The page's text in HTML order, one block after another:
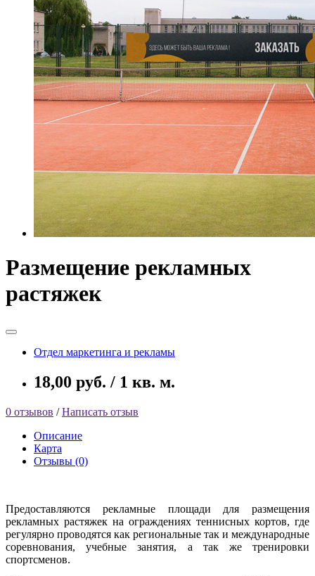
Размещение рекламных
растяжек
Отдел маркетинга и рекламы
18,00 руб. / 1 кв. м.
0 отзывов /Написать отзыв
Описание
Карта
Отзывы (0)
Предоставляются рекламные площади для размещения
рекламных растяжек на ограждениях теннисных кортов, где
регулярно проводятся как региональные так и международные
соревнования, учебные занятия, а так же тренировки
спортсменов.